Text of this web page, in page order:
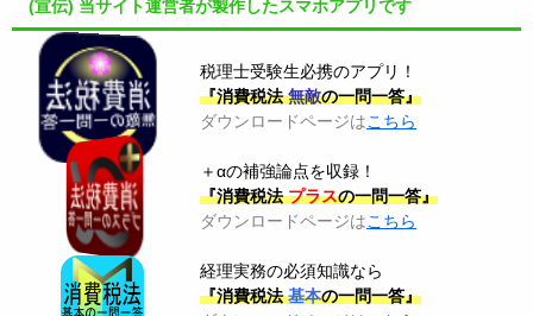
(宣伝) 当サイト運営者が製作したスマホアプリです
税理士受験生必携のアプリ！
『消費税法無敵の一問一答』
ダウンロードページは こちら
＋αの補強論点を収録！
『消費税法プラスの一問一答』
ダウンロードページは こちら
経理実務の必須知識なら
『消費税法基本の一問一答』